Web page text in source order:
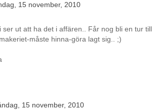
15 november, 2010
ser ut att ha det i affären.. Får nog bli en tur till
måste hinna-göra lagt sig.. ;)
15 november, 2010